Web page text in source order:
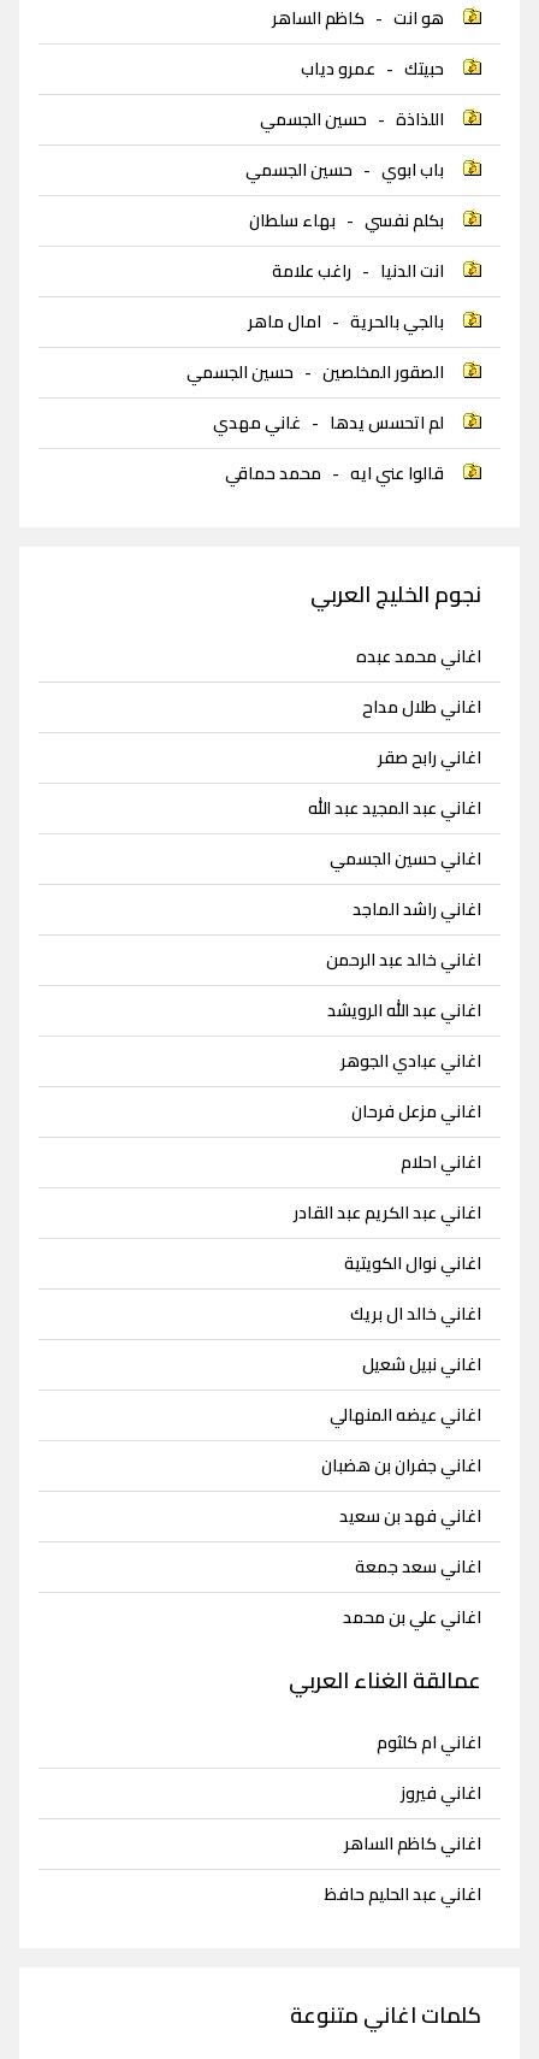
هو انت - كاظم الساهر
حبيتك - عمرو دياب
اللذاذة - حسين الجسمي
باب ابوي - حسين الجسمي
بكلم نفسي - بهاء سلطان
انت الدنيا - راغب علامة
بالجي بالحرية - امال ماهر
الصقور المخلصين - حسين الجسمي
لم اتحسس يدها - غاني مهدي
قالوا عني ايه - محمد حماقي
نجوم الخليج العربي
اغاني محمد عبده
اغاني طلال مداح
اغاني رابح صقر
اغاني عبد المجيد عبد الله
اغاني حسين الجسمي
اغاني راشد الماجد
اغاني خالد عبد الرحمن
اغاني عبد الله الرويشد
اغاني عبادي الجوهر
اغاني مزعل فرحان
اغاني احلام
اغاني عبد الكريم عبد القادر
اغاني نوال الكويتية
اغاني خالد ال بريك
اغاني نبيل شعيل
اغاني عيضه المنهالي
اغاني جفران بن هضبان
اغاني فهد بن سعيد
اغاني سعد جمعة
اغاني علي بن محمد
عمالقة الغناء العربي
اغاني ام كلثوم
اغاني فيروز
اغاني كاظم الساهر
اغاني عبد الحليم حافظ
كلمات اغاني متنوعة